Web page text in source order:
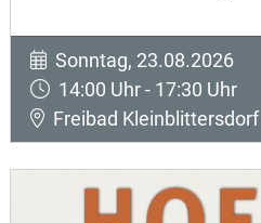
Sonntag, 23.08.2026
14:00 Uhr - 17:30 Uhr
Freibad Kleinblittersdorf